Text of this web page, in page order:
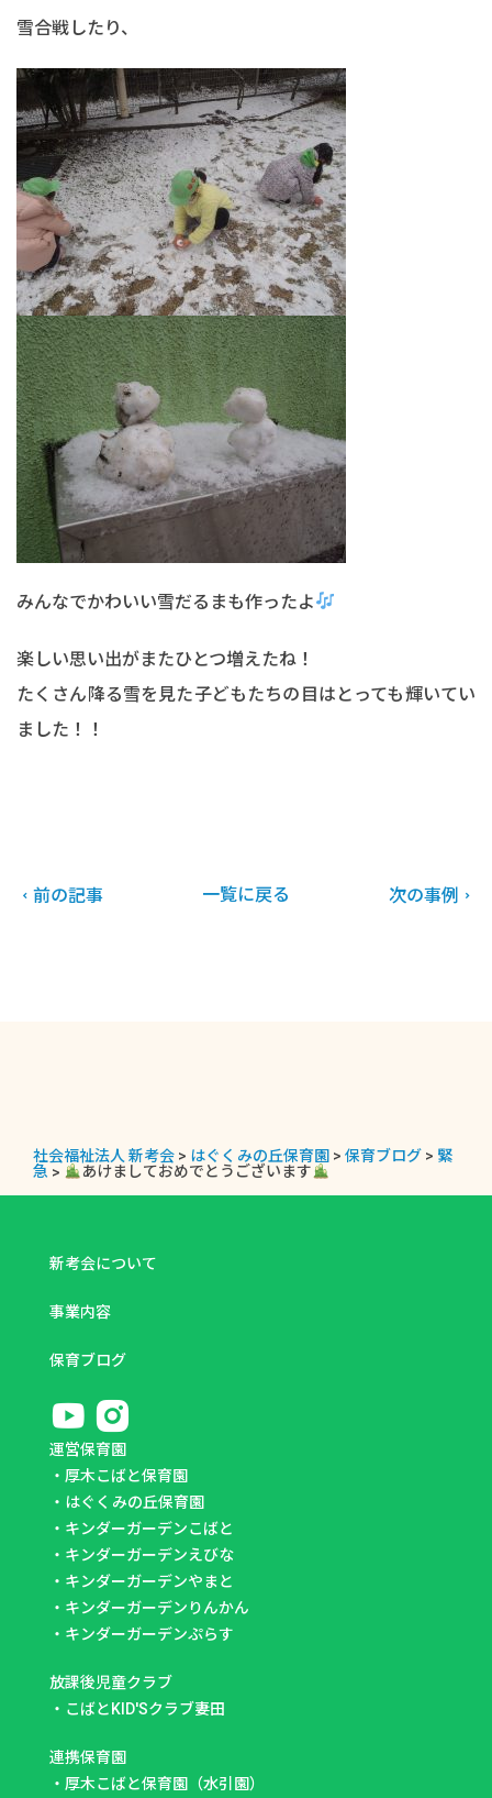
雪合戦したり、
みんなでかわいい雪だるまも作ったよ
楽しい思い出がまたひとつ増えたね！
たくさん降る雪を見た子どもたちの目はとっても輝いてい
ました！！
前の記事 一覧に戻る 次の事例
社会福祉法人 新考会 > はぐくみの丘保育園 > 保育ブログ > 緊
急 > あけましておめでとうございます
新考会について
事業内容
保育ブログ
運営保育園
・ 厚木こばと保育園
・ はぐくみの丘保育園
・ キンダーガーデンこばと
・ キンダーガーデンえびな
・ キンダーガーデンやまと
・ キンダーガーデンりんかん
・ キンダーガーデンぷらす
放課後児童クラブ
・ こばとKID'Sクラブ妻田
連携保育園
・ 厚木こばと保育園（水引園）